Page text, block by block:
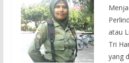
atau
Tri
yang